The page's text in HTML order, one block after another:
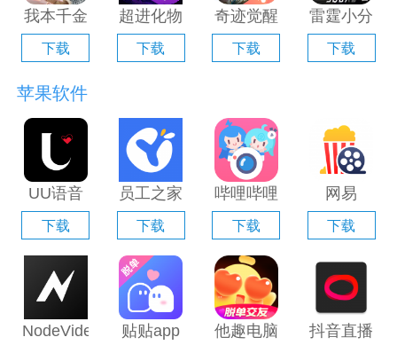
我本千金
手游电脑
版「含模
拟器」
下载
超进化物
语2电脑
版「含模
下载
奇迹觉醒
电脑版
「含模拟
下载
雷霆小分
队电脑版
「含模拟
下载
苹果软件
UU语音
电脑版
「含模拟
下载
员工之家
电脑版
「含模拟
器」
下载
哔哩哔哩
直播姬电
脑版「含
模拟器」
下载
网易
Filmly电
脑版「含
模拟器」
下载
NodeVideo
贴贴app
他趣电脑
抖音直播